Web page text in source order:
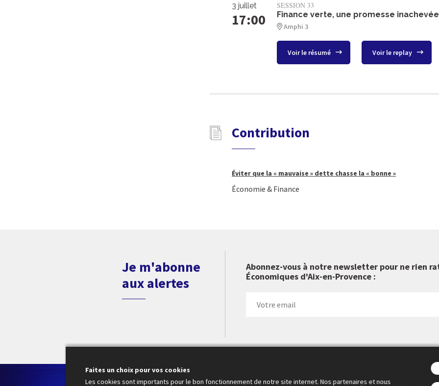
3 juillet
17:00
SESSION 33
Finance verte, une promesse inachevée
Amphi 3
Voir le résumé Voir le replay
Contribution
Éviter que la « mauvaise » dette chasse la « bonne »
Économie & Finance
Je m'abonne
aux alertes
Abonnez-vous à notre newsletter pour ne rien
Économiques d'Aix-en-Provence :
Le Cercle des économistes a créé les Rencontres Économiques d'Aix-
Faites un choix pour vos cookies
Les cookies sont importants pour le bon fonctionnement de notre site internet. Nos partenaires et nous